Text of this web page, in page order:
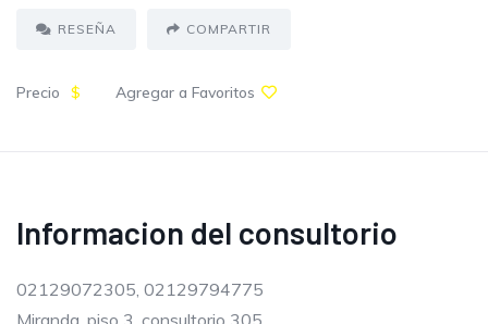
RESEÑA COMPARTIR
Precio $ Agregar a Favoritos
Informacion del consultorio
02129072305, 02129794775